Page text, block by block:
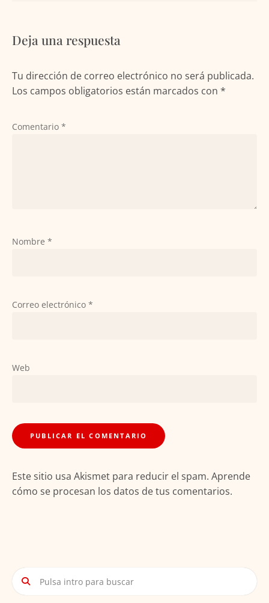
Deja una respuesta
Tu dirección de correo electrónico no será publicada.
Los campos obligatorios están marcados con *
Comentario *
Nombre *
Correo electrónico *
Web
Este sitio usa Akismet para reducir el spam. Aprende
cómo se procesan los datos de tus comentarios.